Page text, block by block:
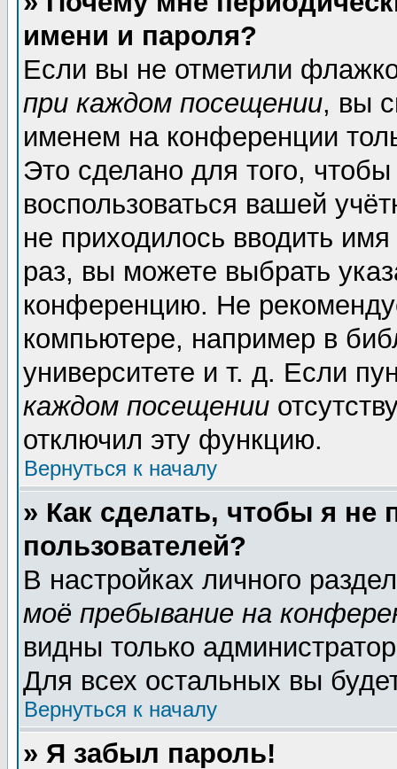
имени и пароля?
Если вы не отметили
при каждом посещении, вы
именем на конференции
Это сделано для того, чтобы
воспользоваться вашей
не приходилось вводить
раз, вы можете выбрать
конференцию. Не
компьютере, например в
университете и т. д. Если
каждом посещении
отключил эту функцию.
Вернуться к началу
» Как сделать, чтобы я не
пользователей?
В настройках личного
моё пребывание на
видны только
Для всех остальных вы
Вернуться к началу
» Я забыл пароль!